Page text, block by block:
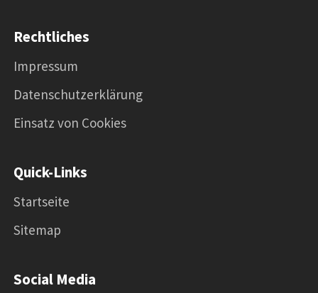
Rechtliches
Impressum
Datenschutzerklärung
Einsatz von Cookies
Quick-Links
Startseite
Sitemap
Social Media